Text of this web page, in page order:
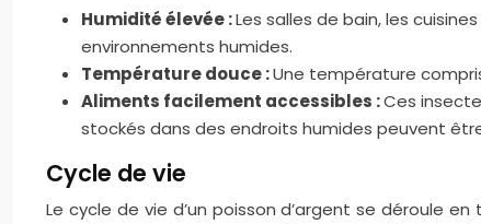
Humidité élevée :Les salles de bain, les
environnements humides.
Température douce :Une température
Aliments facilement accessibles :Ces
stockés dans des endroits humides peuvent
Cycle de vie
Le cycle de vie d’un poisson d’argent se déroule